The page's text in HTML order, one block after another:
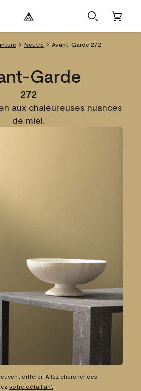
Neutre Avant-Garde 272
Garde
272
aux chaleureuses nuances
de miel.
différer. Allez chercher des
votre détaillant